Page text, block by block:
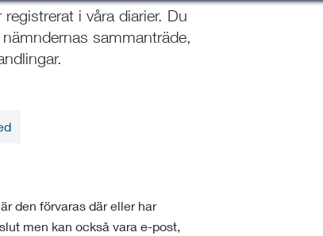
desktop
i våra diarier. Du
sammanträde,
den förvaras där eller har
men kan också vara e-post,